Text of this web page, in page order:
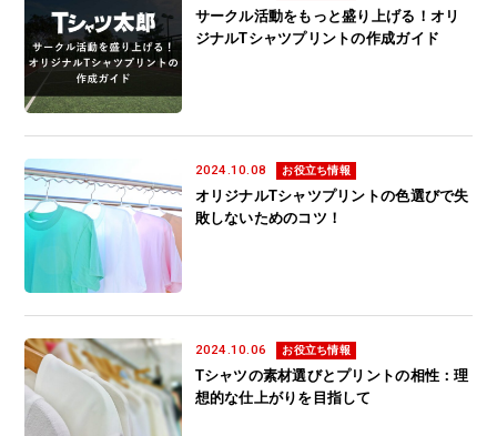
サークル活動をもっと盛り上げる！オリ
ジナルTシャツプリントの作成ガイド
2024.10.08 お役立ち情報
オリジナルTシャツプリントの色選びで失
敗しないためのコツ！
2024.10.06 お役立ち情報
Tシャツの素材選びとプリントの相性：理
想的な仕上がりを目指して